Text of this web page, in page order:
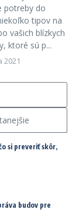
potreby do
tipov na
vašich blízkych
ktoré sú p...
2021
si preveriť skôr,
budov pre